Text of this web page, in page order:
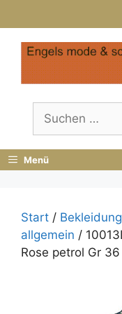
Inhalt
springen
nach:
Menü
Start / Bekleidung
allgemein /
Rose petrol Gr 36